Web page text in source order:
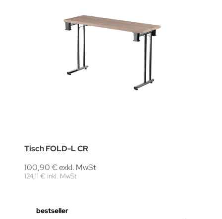
Tisch FOLD-L CR
100,90 € exkl. MwSt
124,11 € inkl. MwSt
bestseller